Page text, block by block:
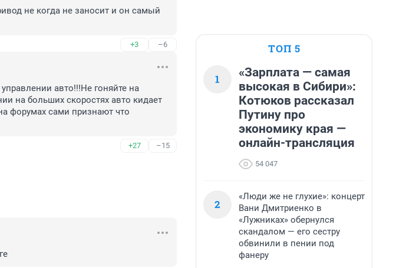
не когда не заносит и он самый
+3 –6
авто!!!Не гоняйте на
на больших скоростях авто кидает
форумах сами признают что
+27 –15
ТОП 5
1
«Зарплата — самая
высокая в Сибири»:
Котюков рассказал
Путину про
экономику края —
онлайн-трансляция
54 047
2
«Люди же не глухие»: концерт
Вани Дмитриенко в
«Лужниках» обернулся
скандалом — его сестру
обвинили в пении под
фанеру